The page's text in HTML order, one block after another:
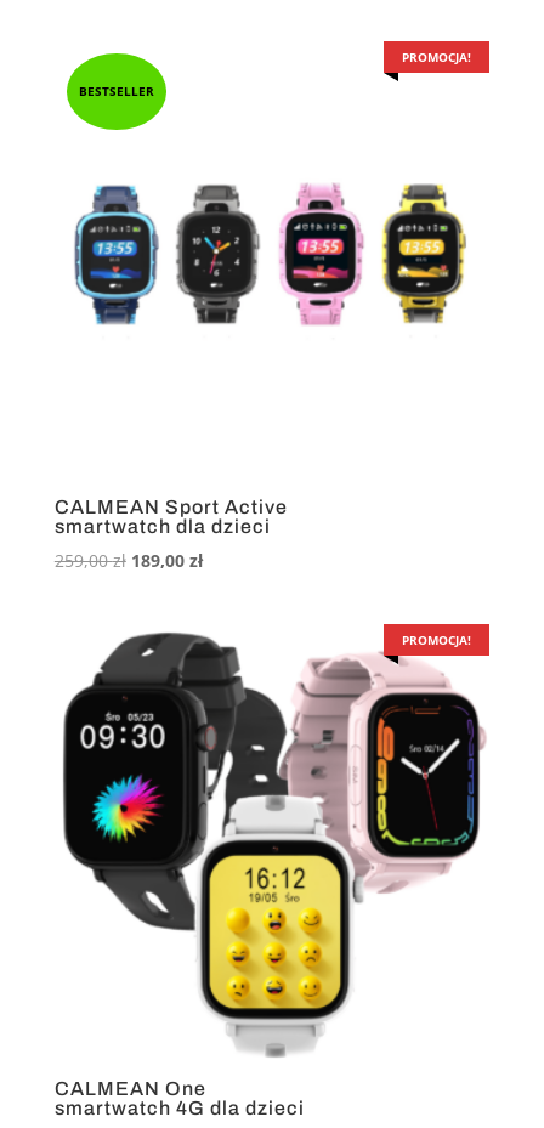
259,00 zł.
BESTSELLER
PROMOCJA!
CALMEAN Sport Active
smartwatch dla dzieci
259,00zł Pierwotna
259,00 zł.
189,00 złAktualna
189,00 zł.
PROMOCJA!
CALMEAN One
smartwatch 4G dla dzieci